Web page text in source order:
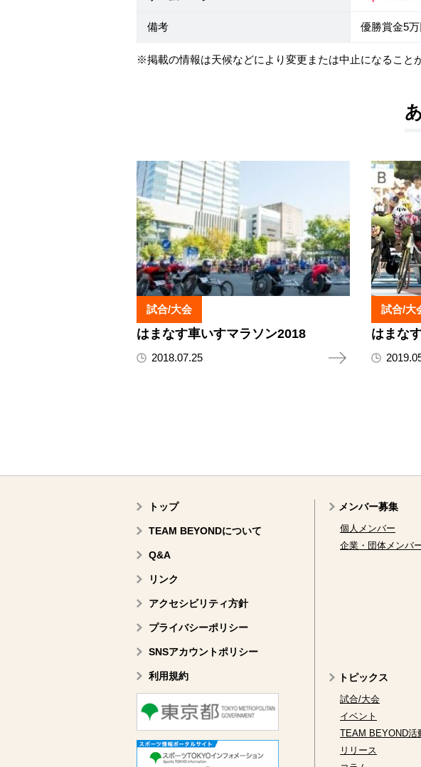
備考 優勝賞金5
※掲載の情報は天候などにより変更または中止になること
試合/大会
はまなす車いすマラソン2018
2018.07.25
試合/大
はまな
トップ
TEAM BEYONDについて
Q&A
リンク
アクセシビリティ方針
プライバシーポリシー
SNSアカウントポリシー
利用規約
メンバー募集
個人メンバー
企業・団体メンバ
トピックス
試合/大会
イベント
TEAM BEYOND活
リリース